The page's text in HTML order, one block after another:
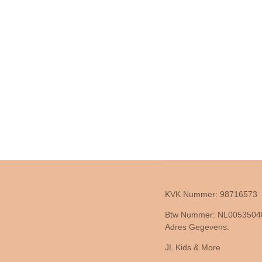
KVK Nummer: 98716573
Btw Nummer:
Adres Gegevens:
JL Kids & More